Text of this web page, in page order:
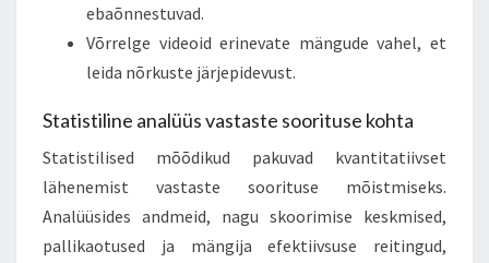
ebaõnnestuvad.
Võrrelge videoid erinevate mängude vahel, et
leida nõrkuste järjepidevust.
Statistiline analüüs vastaste soorituse kohta
Statistilised mõõdikud pakuvad kvantitatiivset
lähenemist vastaste soorituse mõistmiseks.
Analüüsides andmeid, nagu skoorimise keskmised,
pallikaotused ja mängija efektiivsuse reitingud,